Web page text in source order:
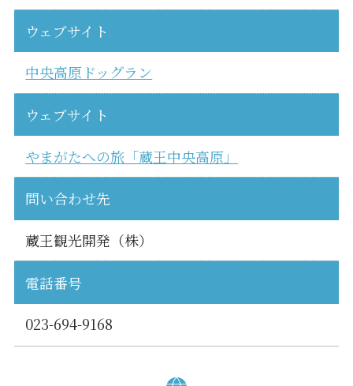
ウェブサイト
中央高原ドッグラン
ウェブサイト
やまがたへの旅「蔵王中央高原」
問い合わせ先
蔵王観光開発（株）
電話番号
023-694-9168